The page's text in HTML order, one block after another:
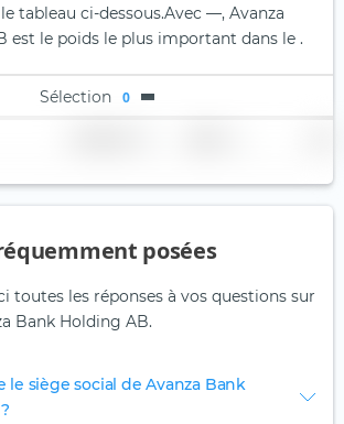
tableau ci-dessous.Avec —, Avanza
est le poids le plus important dans le .
Sélection 0
posées
toutes les réponses à vos questions sur
Bank Holding AB.
le siège social de Avanza Bank